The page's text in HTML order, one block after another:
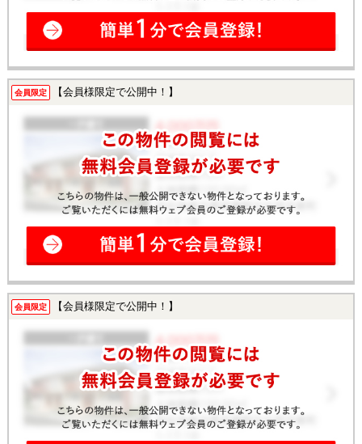
会員限定 【会員様限定で公開中！】
会員限定 【会員様限定で公開中！】